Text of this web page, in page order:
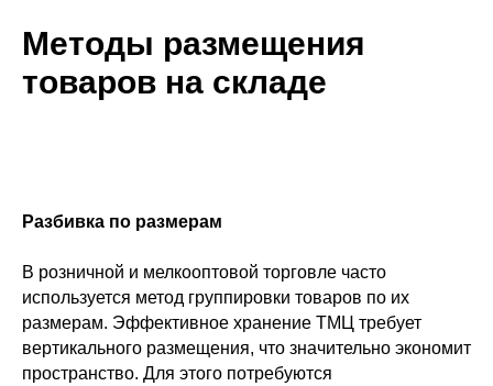
Методы размещения
товаров на складе
Разбивка по размерам
В розничной и мелкооптовой торговле часто
используется метод группировки товаров по их
размерам. Эффективное хранение ТМЦ требует
вертикального размещения, что значительно экономит
пространство. Для этого потребуются